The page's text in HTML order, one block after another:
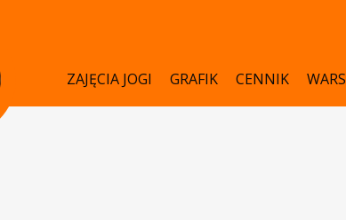
ZAJĘCIA JOGI GRAFIK CENNIK